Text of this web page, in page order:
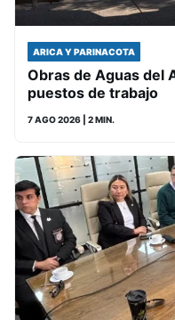
ARICA Y PARINACOTA
Obras de Aguas del
puestos de trabajo
7 AGO 2026 | 2 MIN.